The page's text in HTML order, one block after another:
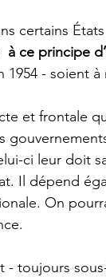
certains
à ce principe
- soient à
et frontale
ci leur doit
Il dépend
On
- toujours